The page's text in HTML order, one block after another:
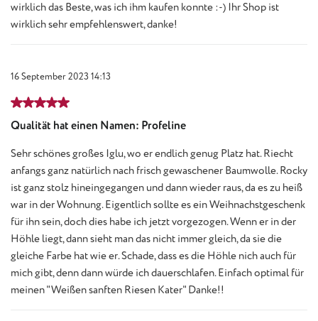
wirklich das Beste, was ich ihm kaufen konnte :-) Ihr Shop ist
wirklich sehr empfehlenswert, danke!
16 September 2023 14:13
Review with rating of 5 out of 5 stars
Qualität hat einen Namen: Profeline
Sehr schönes großes Iglu, wo er endlich genug Platz hat. Riecht
anfangs ganz natürlich nach frisch gewaschener Baumwolle. Rocky
ist ganz stolz hineingegangen und dann wieder raus, da es zu heiß
war in der Wohnung. Eigentlich sollte es ein Weihnachstgeschenk
für ihn sein, doch dies habe ich jetzt vorgezogen. Wenn er in der
Höhle liegt, dann sieht man das nicht immer gleich, da sie die
gleiche Farbe hat wie er. Schade, dass es die Höhle nich auch für
mich gibt, denn dann würde ich dauerschlafen. Einfach optimal für
meinen "Weißen sanften Riesen Kater" Danke!!